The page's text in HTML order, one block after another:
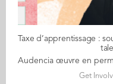
Taxe d’apprentissage :
Get